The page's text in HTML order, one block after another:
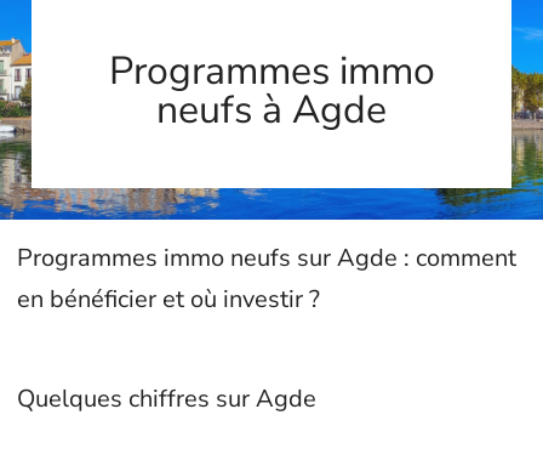
Programmes immo
neufs à Agde
Programmes immo neufs sur Agde : comment
en bénéficier et où investir ?
Quelques chiffres sur Agde